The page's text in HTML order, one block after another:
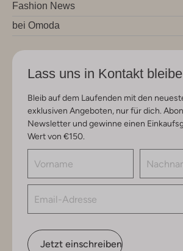
Fashion News
bei Omoda
Lass uns in Kontakt
Bleib auf dem Laufenden mit den
exklusiven Angeboten, nur für dich.
Newsletter und gewinne einen
Wert von €150.
Jetzt einschreiben